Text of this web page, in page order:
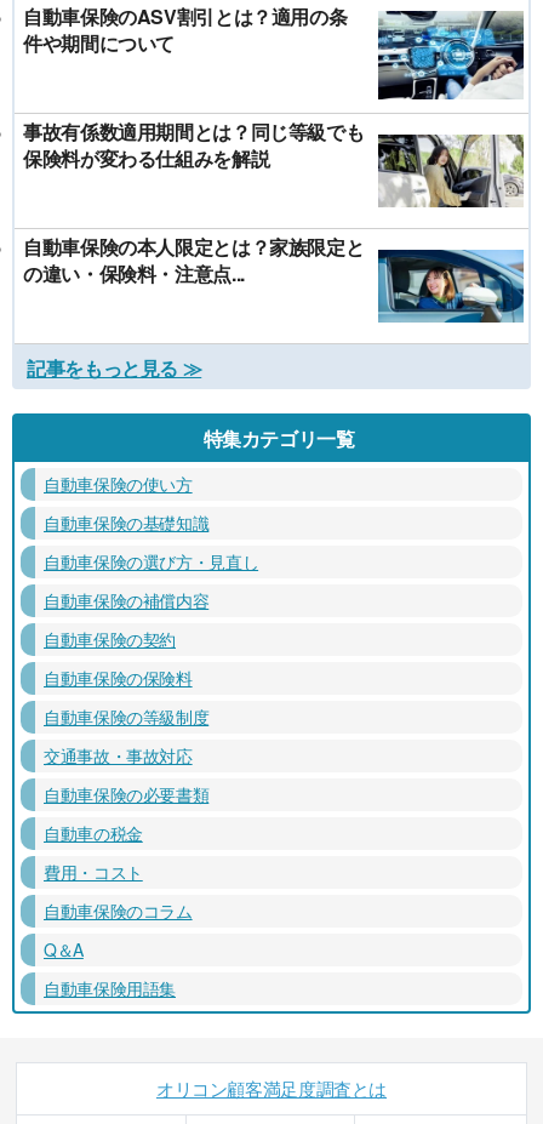
自動車保険のASV割引とは？適用の条
件や期間について
事故有係数適用期間とは？同じ等級でも
保険料が変わる仕組みを解説
自動車保険の本人限定とは？家族限定と
の違い・保険料・注意点...
記事をもっと見る ≫
特集カテゴリ一覧
自動車保険の使い方
自動車保険の基礎知識
自動車保険の選び方・見直し
自動車保険の補償内容
自動車保険の契約
自動車保険の保険料
自動車保険の等級制度
交通事故・事故対応
自動車保険の必要書類
自動車の税金
費用・コスト
自動車保険のコラム
Q＆A
自動車保険用語集
オリコン顧客満足度調査とは